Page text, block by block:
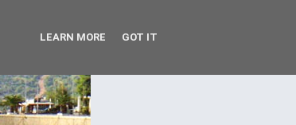
LEARN MORE GOT IT